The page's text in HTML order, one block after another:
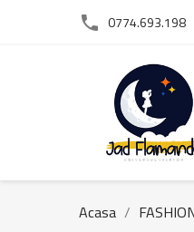
phone 0774.693.198
Acasa